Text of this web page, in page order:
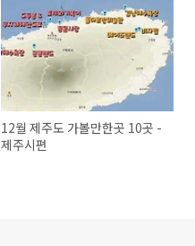
12월 제주도 가볼만한곳 10곳 -
제주시편